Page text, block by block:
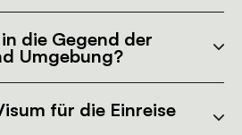
die Gegend der
Umgebung?
für die Einreise